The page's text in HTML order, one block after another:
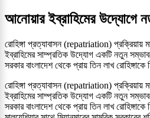
আনোয়ার ইব্রাহিমের উদ্যোগে
রোহিঙ্গা প্রত্যাবাসন (repatriation) প্রক্রিয়ায়
ইব্রাহিমের সাম্প্রতিক উদ্যোগ একটি নতুন
সরকার বাংলাদেশ থেকে প্রায় তিন লাখ
রোহিঙ্গা প্রত্যাবাসন (repatriation) প্রক্রিয়ায়
ইব্রাহিমের সাম্প্রতিক উদ্যোগ একটি নতুন
সরকার বাংলাদেশ থেকে প্রায় তিন লাখ